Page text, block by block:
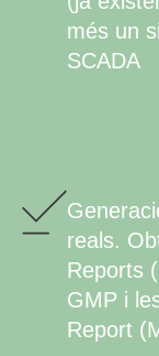
més un
SCADA
reals.
Reports
GMP i
Report